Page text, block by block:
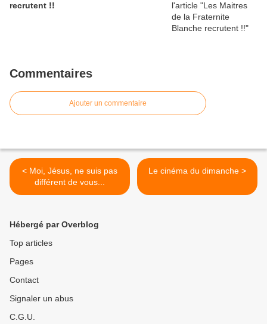
recrutent !!
Commentaires
Ajouter un commentaire
< Moi, Jésus, ne suis pas
différent de vous...
Le cinéma du dimanche >
Hébergé par Overblog
Top articles
Pages
Contact
Signaler un abus
C.G.U.